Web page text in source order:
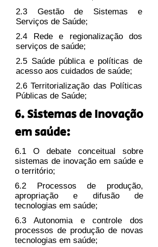
2.3 Gestão de Sistemas e
Serviços de Saúde;
2.4 Rede e regionalização dos
serviços de saúde;
2.5 Saúde pública e políticas de
acesso aos cuidados de saúde;
2.6 Territorialização das Políticas
Públicas de Saúde;
6. Sistemas de Inovação
em saúde:
6.1 O debate conceitual sobre
sistemas de inovação em saúde e
o território;
6.2 Processos de produção,
apropriação e difusão de
tecnologias em saúde;
6.3 Autonomia e controle dos
processos de produção de novas
tecnologias em saúde;